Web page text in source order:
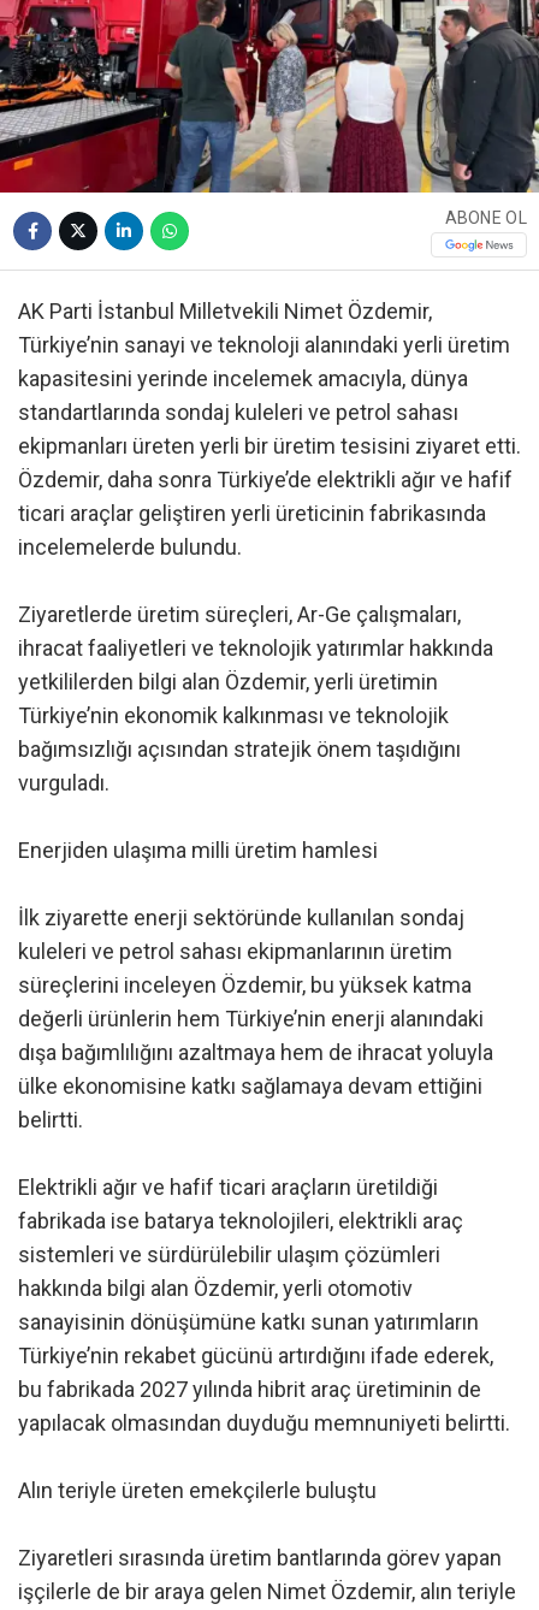
ABONE OL
AK Parti İstanbul Milletvekili Nimet Özdemir,
Türkiye’nin sanayi ve teknoloji alanındaki yerli üretim
kapasitesini yerinde incelemek amacıyla, dünya
standartlarında sondaj kuleleri ve petrol sahası
ekipmanları üreten yerli bir üretim tesisini ziyaret etti.
Özdemir, daha sonra Türkiye’de elektrikli ağır ve hafif
ticari araçlar geliştiren yerli üreticinin fabrikasında
incelemelerde bulundu.
Ziyaretlerde üretim süreçleri, Ar-Ge çalışmaları,
ihracat faaliyetleri ve teknolojik yatırımlar hakkında
yetkililerden bilgi alan Özdemir, yerli üretimin
Türkiye’nin ekonomik kalkınması ve teknolojik
bağımsızlığı açısından stratejik önem taşıdığını
vurguladı.
Enerjiden ulaşıma milli üretim hamlesi
İlk ziyarette enerji sektöründe kullanılan sondaj
kuleleri ve petrol sahası ekipmanlarının üretim
süreçlerini inceleyen Özdemir, bu yüksek katma
değerli ürünlerin hem Türkiye’nin enerji alanındaki
dışa bağımlılığını azaltmaya hem de ihracat yoluyla
ülke ekonomisine katkı sağlamaya devam ettiğini
belirtti.
Elektrikli ağır ve hafif ticari araçların üretildiği
fabrikada ise batarya teknolojileri, elektrikli araç
sistemleri ve sürdürülebilir ulaşım çözümleri
hakkında bilgi alan Özdemir, yerli otomotiv
sanayisinin dönüşümüne katkı sunan yatırımların
Türkiye’nin rekabet gücünü artırdığını ifade ederek,
bu fabrikada 2027 yılında hibrit araç üretiminin de
yapılacak olmasından duyduğu memnuniyeti belirtti.
Alın teriyle üreten emekçilerle buluştu
Ziyaretleri sırasında üretim bantlarında görev yapan
işçilerle de bir araya gelen Nimet Özdemir, alın teriyle